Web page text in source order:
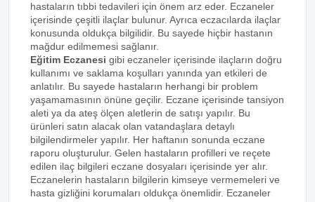
hastaların tıbbi tedavileri için önem arz eder. Eczaneler
içerisinde çeşitli ilaçlar bulunur. Ayrıca eczacılarda ilaçlar
konusunda oldukça bilgilidir. Bu sayede hiçbir hastanın
mağdur edilmemesi sağlanır.
Eğitim Eczanesi gibi eczaneler içerisinde ilaçların doğru
kullanımı ve saklama koşulları yanında yan etkileri de
anlatılır. Bu sayede hastaların herhangi bir problem
yaşamamasının önüne geçilir. Eczane içerisinde tansiyon
aleti ya da ateş ölçen aletlerin de satışı yapılır. Bu
ürünleri satın alacak olan vatandaşlara detaylı
bilgilendirmeler yapılır. Her haftanın sonunda eczane
raporu oluşturulur. Gelen hastaların profilleri ve reçete
edilen ilaç bilgileri eczane dosyaları içerisinde yer alır.
Eczanelerin hastaların bilgilerin kimseye vermemeleri ve
hasta gizliğini korumaları oldukça önemlidir. Eczaneler